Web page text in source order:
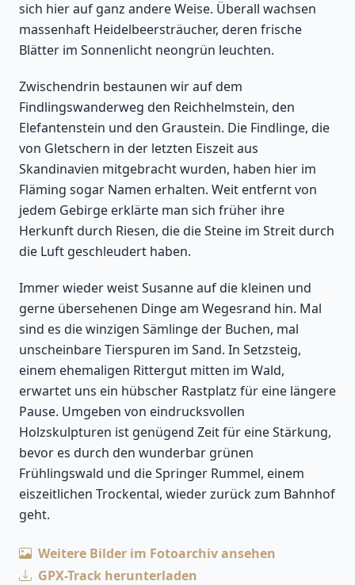
sich hier auf ganz andere Weise. Überall wachsen
massenhaft Heidelbeersträucher, deren frische
Blätter im Sonnenlicht neongrün leuchten.
Zwischendrin bestaunen wir auf dem
Findlingswanderweg den Reichhelmstein, den
Elefantenstein und den Graustein. Die Findlinge, die
von Gletschern in der letzten Eiszeit aus
Skandinavien mitgebracht wurden, haben hier im
Fläming sogar Namen erhalten. Weit entfernt von
jedem Gebirge erklärte man sich früher ihre
Herkunft durch Riesen, die die Steine im Streit durch
die Luft geschleudert haben.
Immer wieder weist Susanne auf die kleinen und
gerne übersehenen Dinge am Wegesrand hin. Mal
sind es die winzigen Sämlinge der Buchen, mal
unscheinbare Tierspuren im Sand. In Setzsteig,
einem ehemaligen Rittergut mitten im Wald,
erwartet uns ein hübscher Rastplatz für eine längere
Pause. Umgeben von eindrucksvollen
Holzskulpturen ist genügend Zeit für eine Stärkung,
bevor es durch den wunderbar grünen
Frühlingswald und die Springer Rummel, einem
eiszeitlichen Trockental, wieder zurück zum Bahnhof
geht.
Weitere Bilder im Fotoarchiv ansehen
GPX-Track herunterladen